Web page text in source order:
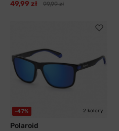
49,99 zł 99,99 zł
-47% 2 kolory
Polaroid